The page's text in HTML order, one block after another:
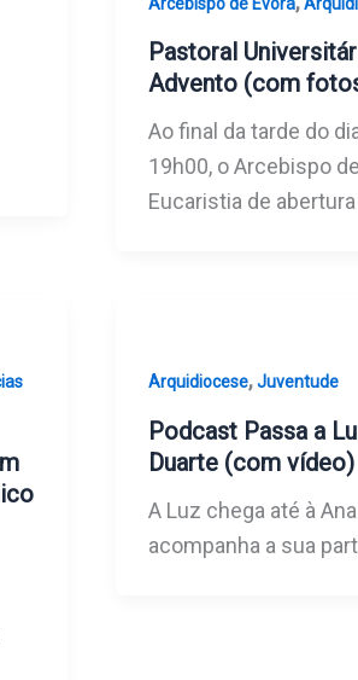
Pastoral
Advento (com
Ao final da tarde do
19h00, o Arcebispo
Eucaristia de abertura
Arquidiocese,Juventude
Podcast Passa a
Duarte (com vídeo)
A Luz chega até à
acompanha a sua